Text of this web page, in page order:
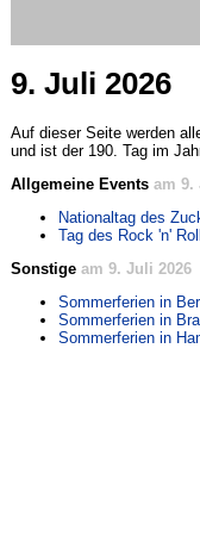
9. Juli 2026
Auf dieser Seite werden
und ist der 190. Tag im
Allgemeine Events am 9.
Nationaltag des
Tag des Rock 'n' Roll
Sonstige am 9. Juli 2026
Sommerferien in
Sommerferien in
Sommerferien in